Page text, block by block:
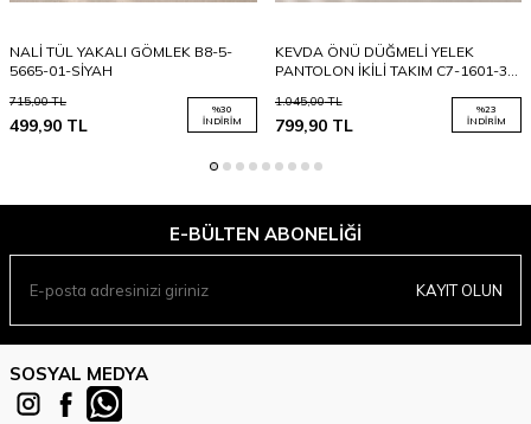
NALİ TÜL YAKALI GÖMLEK B8-5-
5665-01-SİYAH
715,00TL
499,90 TL
%30
İNDIRIM
KEVDA ÖNÜ DÜĞMELİ YELEK
PANTOLON İKİLİ TAKIM C7-1601-34-
1.045,00TL
799,90TL
%23
İNDIRIM
E-BÜLTEN ABONELIĞI
KAYIT OLUN
SOSYAL MEDYA